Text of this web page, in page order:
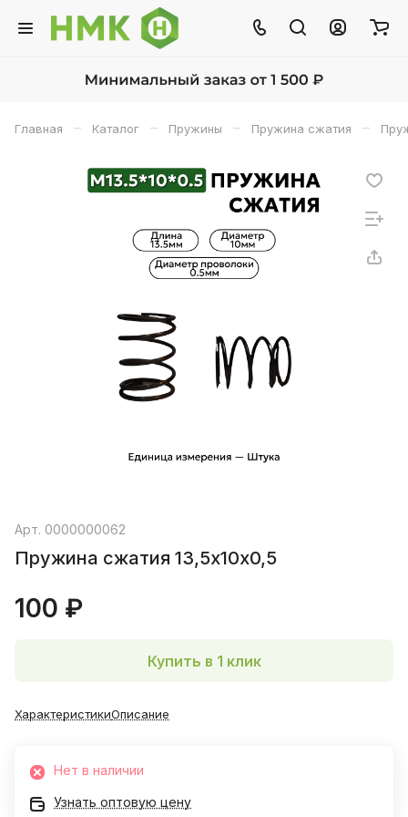
Главная – Каталог – Пружины – Пружина сжатия –
Арт. 0000000062
Пружина сжатия 13,5х10х0,5
100 ₽
Купить в 1 клик
ХарактеристикиОписание
Нет в наличии
Узнать оптовую цену